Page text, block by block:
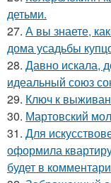
детьми.
27. А вы знаете,
дома усадьбы
28. Давно искала,
идеальный союз
29. Ключ к
30. Мартовский
31. Для
оформила
будет в